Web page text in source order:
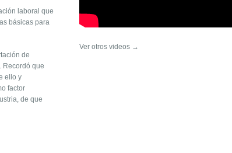
laboral que
básicas para
de
Recordó que
ello y
factor
de que
Ver otros videos →